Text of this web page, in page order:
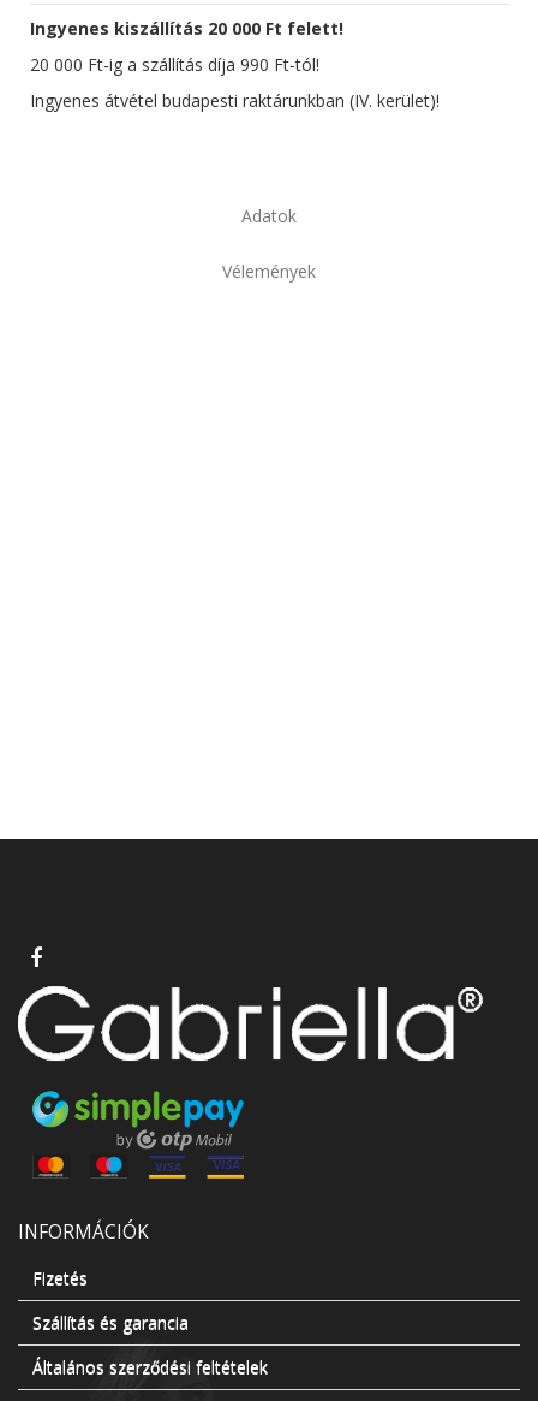
Ingyenes kiszállítás 20 000 Ft felett!
20 000 Ft-ig a szállítás díja 990 Ft-tól!
Ingyenes átvétel budapesti raktárunkban (IV. kerület)!
Adatok
Vélemények
INFORMÁCIÓK
Fizetés
Szállítás és garancia
Általános szerződési feltételek